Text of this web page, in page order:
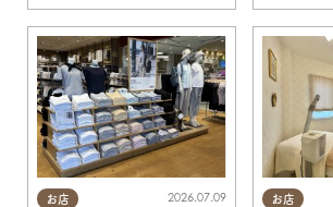
お店 2026.07.09 お店